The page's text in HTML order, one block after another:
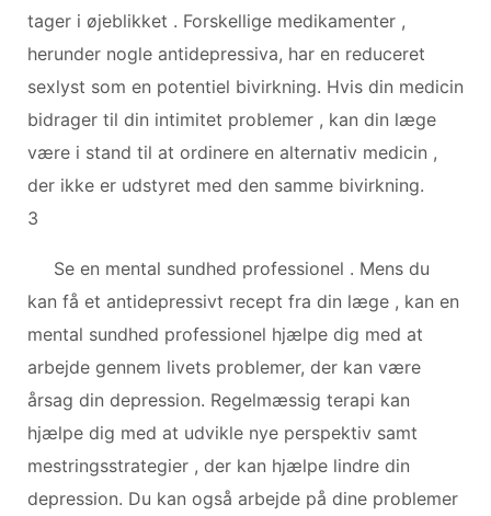
tager i øjeblikket . Forskellige medikamenter ,
herunder nogle antidepressiva, har en reduceret
sexlyst som en potentiel bivirkning. Hvis din medicin
bidrager til din intimitet problemer , kan din læge
være i stand til at ordinere en alternativ medicin ,
der ikke er udstyret med den samme bivirkning.
3
Se en mental sundhed professionel . Mens du
kan få et antidepressivt recept fra din læge , kan en
mental sundhed professionel hjælpe dig med at
arbejde gennem livets problemer, der kan være
årsag din depression. Regelmæssig terapi kan
hjælpe dig med at udvikle nye perspektiv samt
mestringsstrategier , der kan hjælpe lindre din
depression. Du kan også arbejde på dine problemer